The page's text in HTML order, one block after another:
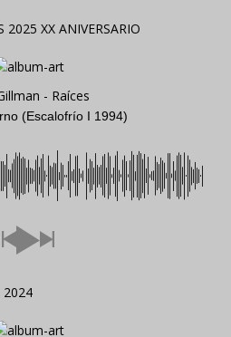
- Raíces
(Escalofrío I 1994)